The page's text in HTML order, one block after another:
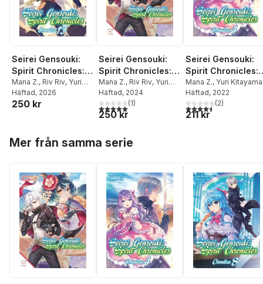
Seirei Gensouki:
Spirit Chronicles:
Omnibus 13 (Light
Novel)
Mana Z., Riv Riv, Yuri
Kitayama
Häftad, 2026
250 kr
Seirei Gensouki:
Spirit Chronicles:
Omnibus 11 (Light
Novel)
Mana Z., Riv Riv, Yuri
Kitayama
Häftad, 2024
5,0utav 5 stjärnor. Totalt antal röster:
(1)
250 kr
Seirei Gensouki:
Spirit Chronicles:
Omnibus 4 (Light
Novel)
Mana Z., Yuri Kitayama
Häftad, 2022
4,5utav 5 stjärnor.
(2)
211 kr
Mer från samma serie